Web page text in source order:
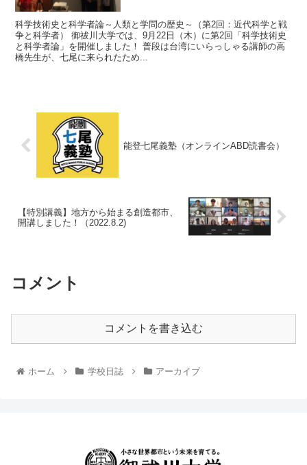
科学技術史と科学者論～人類と学問の歴史～（第2回：近代科学と戦
争と科学者） 御祓川大学では、9月22日（木）に第2回「科学技術史
と科学者論」を開催しました！ 普段は台湾にいらっしゃる講師の高
橋先生が、七尾に来られたため...
能登七尾義塾（オンラインABD読書会）
【特別講義】地方から始まる創造都市、
開講しました！（2022.8.2)
コメント
コメントを書き込む
ホーム 学校日誌 アーカイブ